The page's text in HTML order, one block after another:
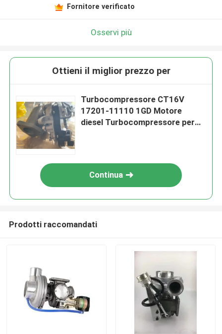
Fornitore verificato
Osservi più
Ottieni il miglior prezzo per
Turbocompressore CT16V
17201-11110 1GD Motore
diesel Turbocompressore per
Continua
Prodotti raccomandati